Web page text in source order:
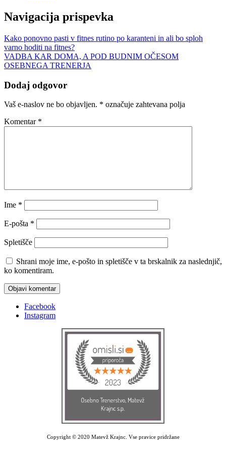
Navigacija prispevka
Kako ponovno pasti v fitnes rutino po karanteni in ali bo sploh
varno hoditi na fitnes?
VADBA KAR DOMA, A POD BUDNIM OČESOM
OSEBNEGA TRENERJA
Dodaj odgovor
Vaš e-naslov ne bo objavljen. * označuje zahtevana polja
Komentar *
Ime *
E-pošta *
Spletišče
Shrani moje ime, e-pošto in spletišče v ta brskalnik za naslednjič,
ko komentiram.
Facebook
Instagram
Copyright © 2020 Matevž Krajnc. Vse pravice pridržane